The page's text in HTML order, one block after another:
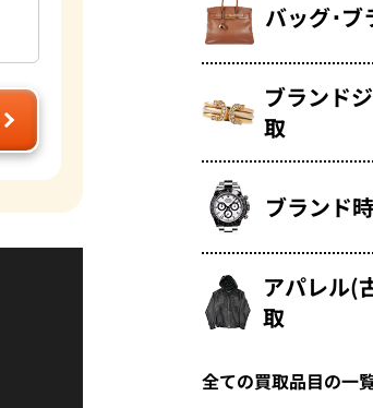
バッグ･ブ
ブランド
取
ブランド
アパレル(
取
全ての買取品目の一